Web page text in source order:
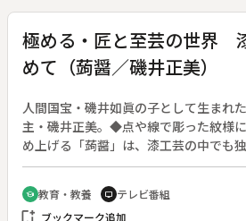
実態、視聴者の受け止め方、取材のプ
する。
極める・匠と至芸の世界
めて（蒟醤／磯井正美）
人間国宝・磯井如眞の子として生まれ
主・磯井正美。◆点や線で彫った紋様
め上げる「蒟醤」は、漆工芸の中でも
に始まったというその古い技法を時代
新しいデザインを考案。技法との接点
な２羽のチョウをあしらった『蒟醤涼
school 教育・教養 tv テレビ番組
ブックマーク追加